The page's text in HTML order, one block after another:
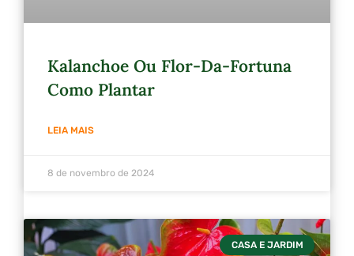
Kalanchoe Ou Flor-Da-Fortuna
Como Plantar
LEIA MAIS
8 de novembro de 2024
CASA E JARDIM